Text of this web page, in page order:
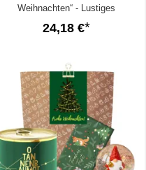
Weihnachten“ - Lustiges
Weihnachtsgeschenk (Bär – Set 5)
24,18 €